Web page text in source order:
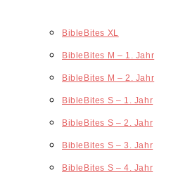
BibleBites XL
BibleBites M – 1. Jahr
BibleBites M – 2. Jahr
BibleBites S – 1. Jahr
BibleBites S – 2. Jahr
BibleBites S – 3. Jahr
BibleBites S – 4. Jahr